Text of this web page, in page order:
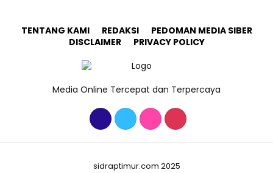
TENTANG KAMI REDAKSI
PEDOMAN MEDIA SIBER
DISCLAIMER
PRIVACY POLICY
Media Online Tercepat dan Terpercaya
sidraptimur.com 2025